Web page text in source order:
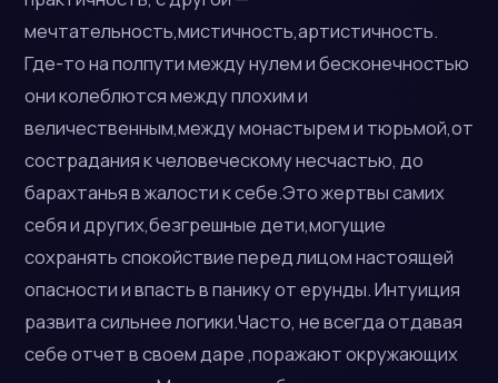
мечтательность,мистичность,артистичность.
Где-то на полпути между нулем и бесконечностью
они колеблются между плохим и
величественным,между монастырем и тюрьмой,от
сострадания к человеческому несчастью, до
барахтанья в жалости к себе.Это жертвы самих
себя и других,безгрешные дети,могущие
сохранять спокойствие перед лицом настоящей
опасности и впасть в панику от ерунды. Интуиция
развита сильнее логики.Часто, не всегда отдавая
себе отчет в своем даре ,поражают окружающих